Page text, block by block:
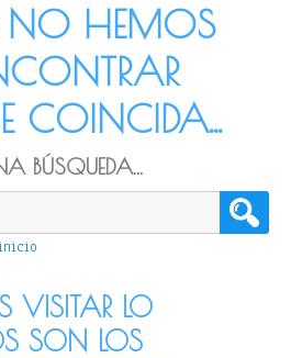
NO HEMOS
COINCIDA...
BÚSQUEDA...
VISITAR LO
SON LOS